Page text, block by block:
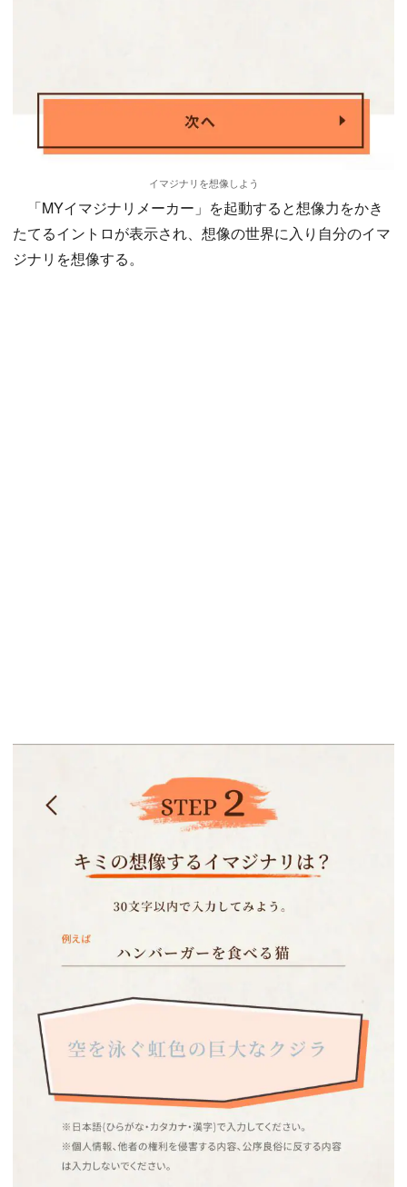
イマジナリを想像しよう
「MYイマジナリメーカー」を起動すると想像力をかき
たてるイントロが表示され、想像の世界に入り自分のイマ
ジナリを想像する。